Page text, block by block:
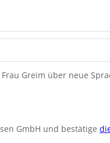
Greim über neue
GmbH und bestätige